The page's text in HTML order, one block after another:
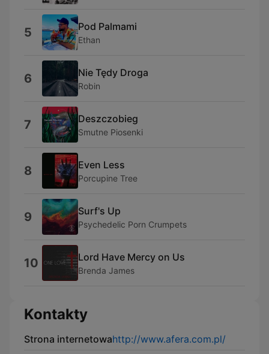
5 Pod Palmami
Ethan
6 Nie Tędy Droga
Robin
7 Deszczobieg
Smutne Piosenki
8 Even Less
Porcupine Tree
9 Surf's Up
Psychedelic Porn Crumpets
10 Lord Have Mercy on Us
Brenda James
Kontakty
Strona internetowahttp://www.afera.com.pl/